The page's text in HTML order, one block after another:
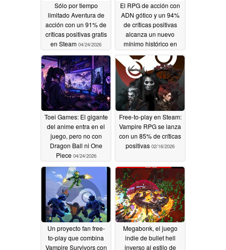
Sólo por tiempo
limitado Aventura de
acción con un 91% de
críticas positivas gratis
en Steam 04/24/2026
El RPG de acción con
ADN gótico y un 94%
de críticas positivas
alcanza un nuevo
mínimo histórico en
Steam
04/24/2026
Toei Games: El gigante
del anime entra en el
juego, pero no con
Dragon Ball ni One
Piece 04/24/2026
Free-to-play en Steam:
Vampire RPG se lanza
con un 85% de críticas
positivas 02/16/2026
Un proyecto fan free-
to-play que combina
Vampire Survivors con
Megabonk, el juego
indie de bullet hell
inverso al estilo de